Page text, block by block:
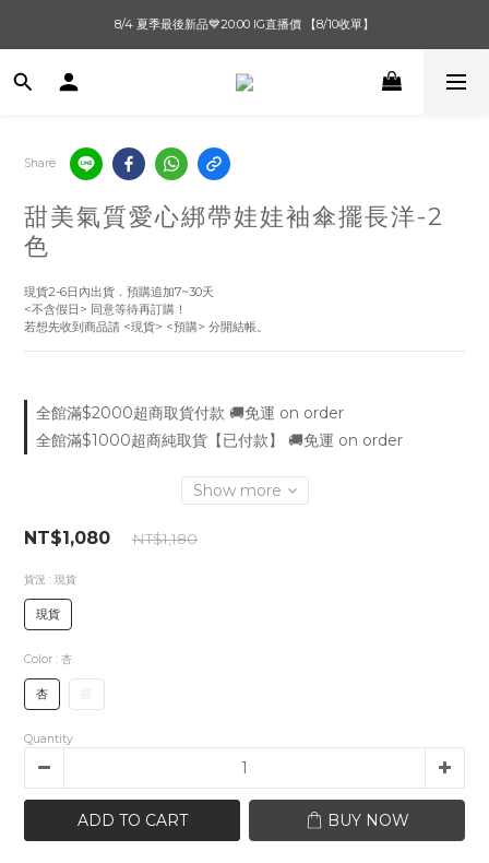
單筆滿$1000【先付款】 / 滿$2000【超取付款】 🚚免運費
8/4 夏季最後新品💙20:00 IG直播價 【8/10收單】
單筆滿$1000【先付款】 / 滿$2000【超取付款】 🚚免運費
Share
甜美氣質愛心綁帶娃娃袖傘擺長洋-2
色
現貨2-6日內出貨．預購追加7~30天
<不含假日> 同意等待再訂購！
若想先收到商品請 <現貨> <預購> 分開結帳。
全館滿$2000超商取貨付款 🚚免運 on order
全館滿$1000超商純取貨【已付款】 🚚免運 on order
Show more
NT$1,080 NT$1,180
貨況 : 現貨
現貨
Color : 杏
杏
Quantity
ADD TO CART BUY NOW